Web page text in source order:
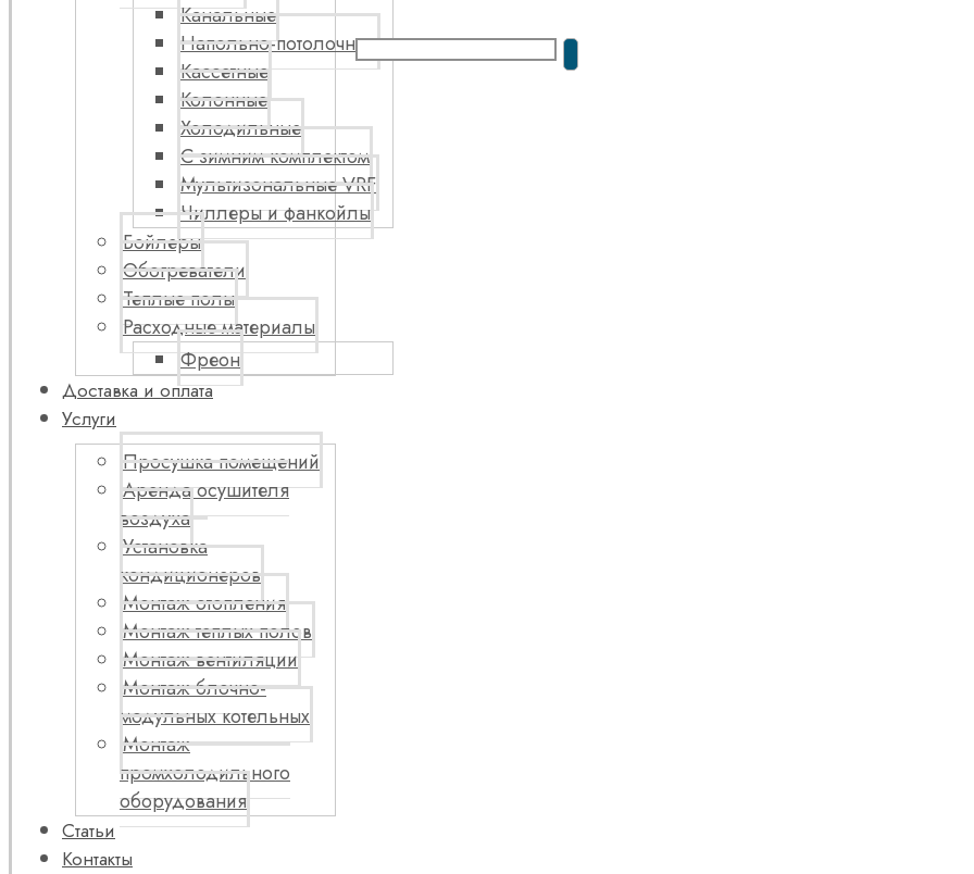
Канальные
Напольно-потолочные
Кассетные
Колонные
Холодильные
С зимним комплектом
Мультизональные VRF
Чиллеры и фанкойлы
Бойлеры
Обогреватели
Теплые полы
Расходные материалы
Фреон
Доставка и оплата
Услуги
Просушка помещений
Аренда осушителя
воздуха
Установка
кондиционеров
Монтаж отопления
Монтаж теплых полов
Монтаж вентиляции
Монтаж блочно-
модульных котельных
Монтаж
промхолодильного
оборудования
Статьи
Контакты